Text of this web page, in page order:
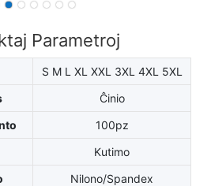
Parametroj
S M L XL XXL 3XL 4XL 5XL
Ĉinio
100pz
Kutimo
Nilono/Spandex